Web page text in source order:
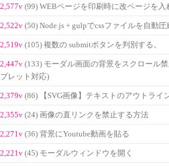
2,577v (99) WEBページを印刷時に改ページを入
2,522v (50) Node.js + gulpでcssファイルを自動圧
2,519v (105) 複数の submitボタンを判別する。
2,447v (133) モーダル画面の背景をスクロール
ブレット対応)
2,379v (86) 【SVG画像】テキストのアウトライ
2,355v (24) 画像の直リンクを禁止する方法
2,271v (36) 背景にYoutube動画を貼る
2,221v (45) モーダルウィンドウを開く